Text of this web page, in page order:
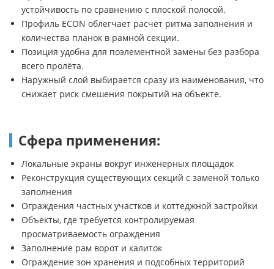
устойчивость по сравнению с плоской полосой.
Профиль ECON облегчает расчёт ритма заполнения и
количества планок в рамной секции.
Позиция удобна для поэлементной замены без разбора
всего пролёта.
Наружный слой выбирается сразу из наименования, что
снижает риск смешения покрытий на объекте.
Сфера применения:
Локальные экраны вокруг инженерных площадок
Реконструкция существующих секций с заменой только
заполнения
Ограждения частных участков и коттеджной застройки
Объекты, где требуется контролируемая
просматриваемость ограждения
Заполнение рам ворот и калиток
Ограждение зон хранения и подсобных территорий